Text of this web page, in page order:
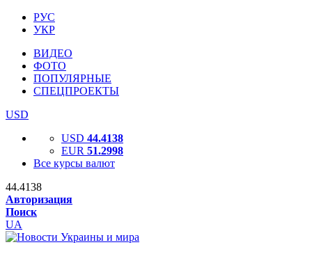
РУС
УКР
ВИДЕО
ФОТО
ПОПУЛЯРНЫЕ
СПЕЦПРОЕКТЫ
USD
USD 44.4138
EUR 51.2998
Все курсы валют
44.4138
Авторизация
Поиск
UA